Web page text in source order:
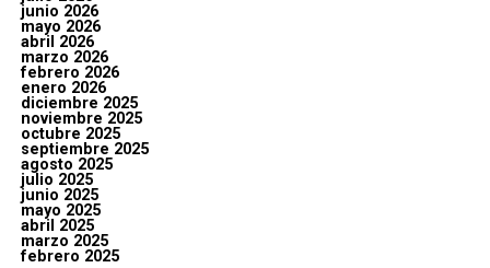
junio 2026
mayo 2026
abril 2026
marzo 2026
febrero 2026
enero 2026
diciembre 2025
noviembre 2025
octubre 2025
septiembre 2025
agosto 2025
julio 2025
junio 2025
mayo 2025
abril 2025
marzo 2025
febrero 2025